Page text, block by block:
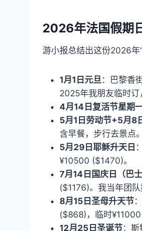
2026年法国假期
游小报总结出这份2026年
1月1日元旦：巴黎香
2025年我朋友临时
4月14日复活节星期
5月1日劳动节+5月8
含早餐，步行去景点。
5月29日耶稣升天日
¥10500 ($1470)。
7月14日国庆日（巴士
($1176)。我当年团
8月15日圣母升天节
($868)，临时¥11000
12月25日圣诞节：斯